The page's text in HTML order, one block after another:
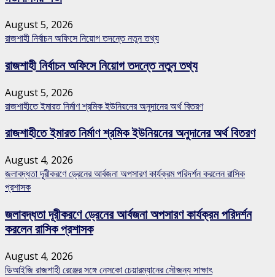
August 5, 2026
রাজশাহী নির্বাচন অফিসে নিয়োগ তদন্তে নতুন তথ্য
রাজশাহী নির্বাচন অফিসে নিয়োগ তদন্তে নতুন তথ্য
August 5, 2026
রাজশাহীতে ইমারত নির্মাণ শ্রমিক ইউনিয়নের অনুদানের অর্থ বিতরণ
রাজশাহীতে ইমারত নির্মাণ শ্রমিক ইউনিয়নের অনুদানের অর্থ বিতরণ
August 4, 2026
জলাবদ্ধতা দূরীকরণে ড্রেনের আর্বজনা অপসারণ কার্যক্রম পরিদর্শন করলেন রাসিক
প্রশাসক
জলাবদ্ধতা দূরীকরণে ড্রেনের আর্বজনা অপসারণ কার্যক্রম পরিদর্শন
করলেন রাসিক প্রশাসক
August 4, 2026
ডিআইজি রাজশাহী রেঞ্জের সঙ্গে নেসকো চেয়ারম্যানের সৌজন্য সাক্ষাৎ